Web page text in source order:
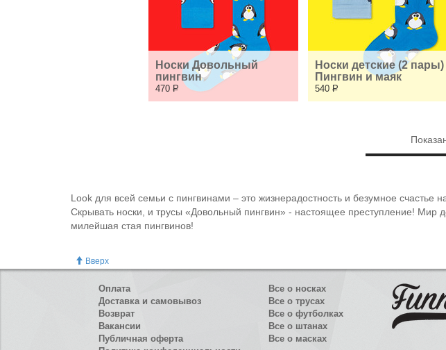
Носки Довольный
пингвин
470 Р
Носки детские (2 пары)
Пингвин и маяк
540 Р
Look для всей семьи с пингвинами – это жизнерадостность и безумное счастье
Скрывать носки, и трусы «Довольный пингвин» - настоящее преступление! Мир
милейшая стая пингвинов!
Вверх
Оплата
Доставка и самовывоз
Возврат
Вакансии
Публичная оферта
Все о носках
Все о трусах
Все о футболках
Все о штанах
Все о масках